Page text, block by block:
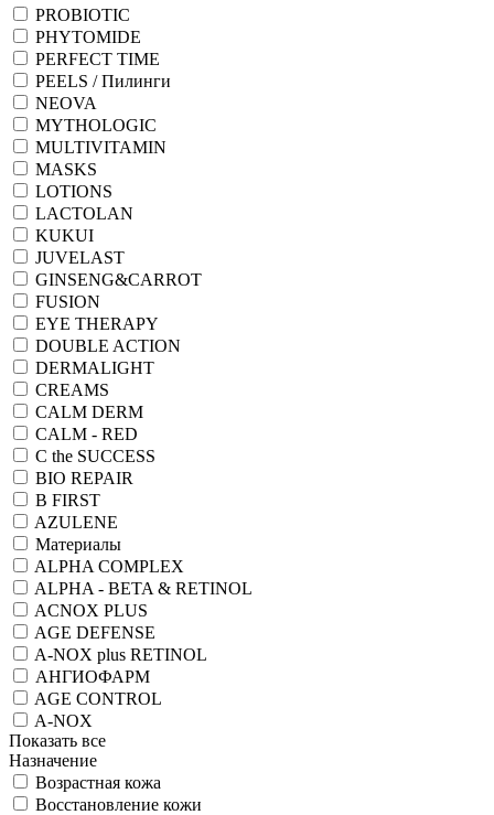
PROBIOTIC
PHYTOMIDE
PERFECT TIME
PEELS / Пилинги
NEOVA
MYTHOLOGIC
MULTIVITAMIN
MASKS
LOTIONS
LACTOLAN
KUKUI
JUVELAST
GINSENG&CARROT
FUSION
EYE THERAPY
DOUBLE ACTION
DERMALIGHT
CREAMS
CALM DERM
CALM - RED
C the SUCCESS
BIO REPAIR
B FIRST
AZULENE
Материалы
ALPHA COMPLEX
ALPHA - BETA & RETINOL
ACNOX PLUS
AGE DEFENSE
A-NOX plus RETINOL
АНГИОФАРМ
AGE CONTROL
A-NOX
Показать все
Назначение
Возрастная кожа
Восстановление кожи